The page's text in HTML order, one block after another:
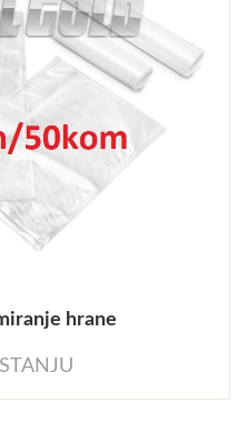
hrane